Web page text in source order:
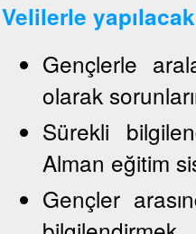
Velilerle
Gençlerle
olarak
Sürekli
Alman eğitim
Gençler